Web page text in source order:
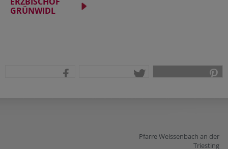
GRÜNWIDL
Pfarre Weissenbach an der
Triesting